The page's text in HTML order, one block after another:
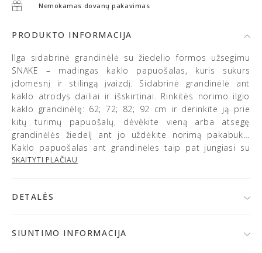
Nemokamas dovanų pakavimas
PRODUKTO INFORMACIJA
Ilga sidabrinė grandinėlė su žiedelio formos užsegimu
SNAKE – madingas kaklo papuošalas, kuris sukurs
įdomesnį ir stilingą įvaizdį. Sidabrinė grandinėlė ant
kaklo atrodys dailiai ir išskirtinai. Rinkitės norimo ilgio
kaklo grandinėlę: 62; 72; 82; 92 cm ir derinkite ją prie
kitų turimų papuošalų, dėvėkite vieną arba atsegę
grandinėlės žiedelį ant jo uždėkite norimą pakabuką.
Kaklo papuošalas ant grandinėlės taip pat jungiasi su
MONDRI vėriniais.
SKAITYTI PLAČIAU
DETALĖS
• Gaminio svoris: ~ 7-9 g
SIUNTIMO INFORMACIJA